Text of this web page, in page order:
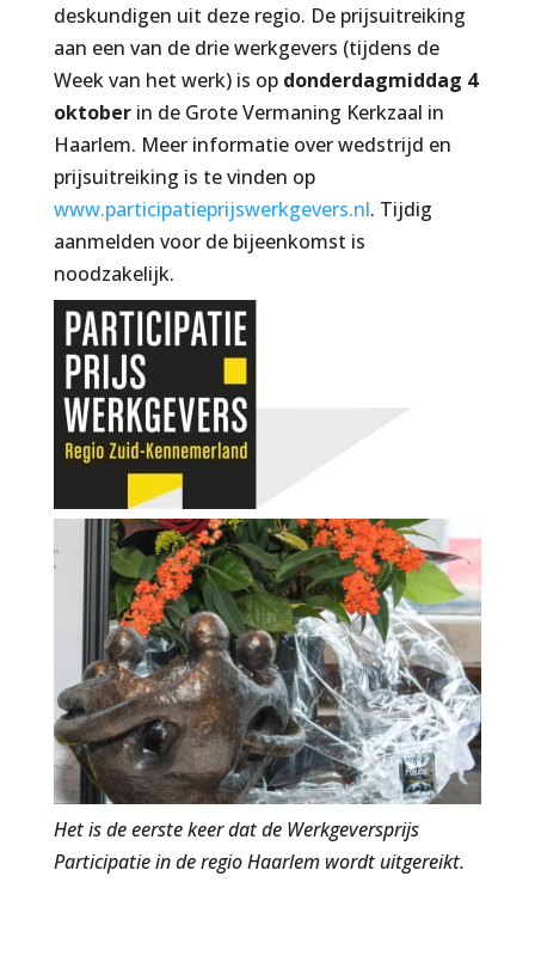
deskundigen uit deze regio. De prijsuitreiking
aan een van de drie werkgevers (tijdens de
Week van het werk) is op donderdagmiddag 4
oktober in de Grote Vermaning Kerkzaal in
Haarlem. Meer informatie over wedstrijd en
prijsuitreiking is te vinden op
www.participatieprijswerkgevers.nl. Tijdig
aanmelden voor de bijeenkomst is
noodzakelijk.
Het is de eerste keer dat de Werkgeversprijs
Participatie in de regio Haarlem wordt uitgereikt.